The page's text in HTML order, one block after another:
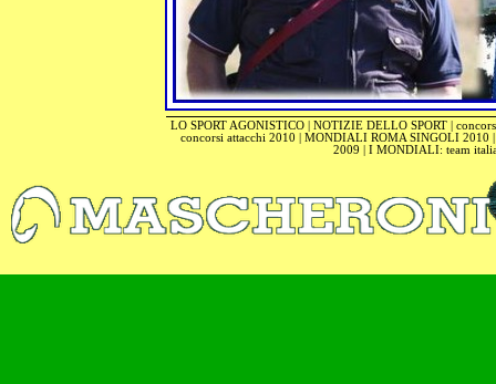
LO SPORT AGONISTICO| NOTIZIE DELLO SPORT|
concorsi attacchi 2010
MONDIALI ROMA SINGOLI 2010
2009
I MONDIALI: team